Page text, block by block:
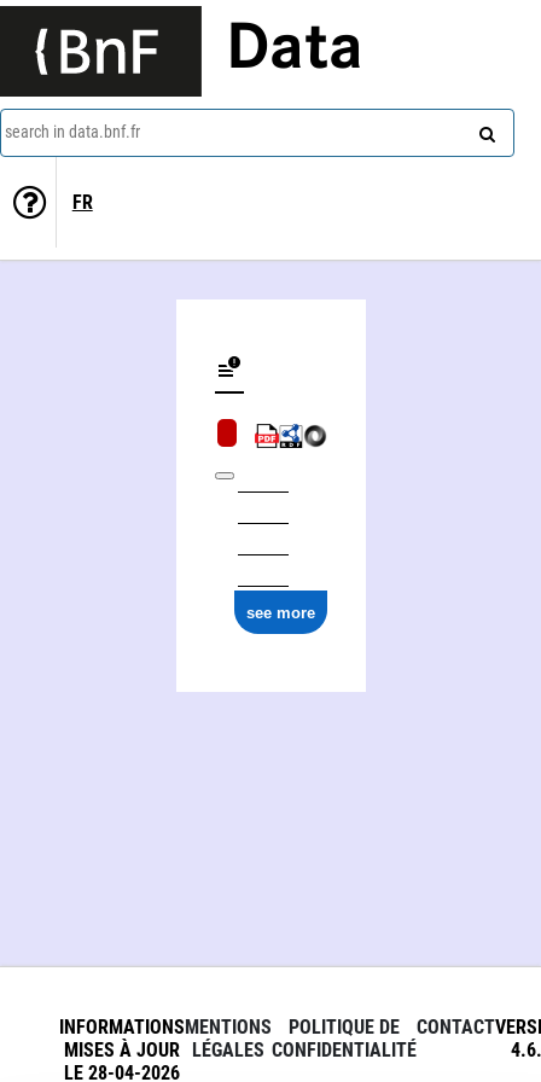
Data
search in data.bnf.fr
FR
see more
INFORMATIONS
MISES À JOUR
LE 28-04-2026
MENTIONS
LÉGALES
POLITIQUE DE
CONFIDENTIALITÉ
CONTACT